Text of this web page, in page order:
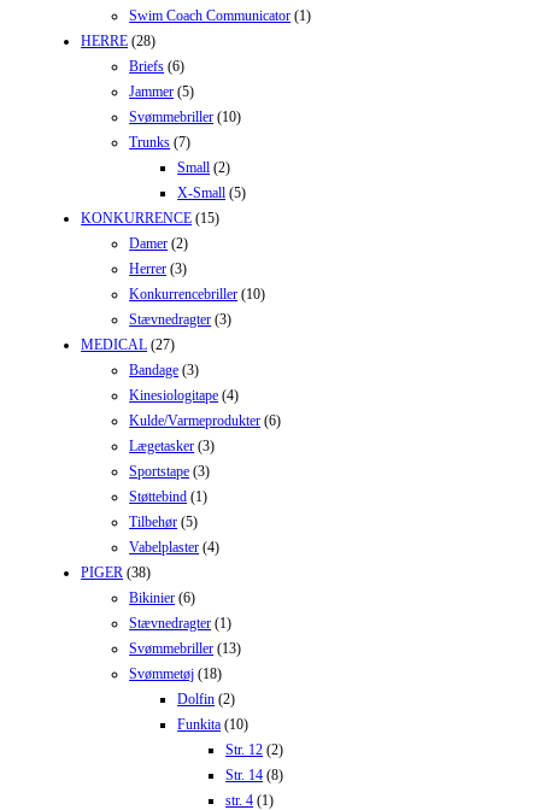
Swim Coach Communicator (1)
HERRE (28)
Briefs (6)
Jammer (5)
Svømmebriller (10)
Trunks (7)
Small (2)
X-Small (5)
KONKURRENCE (15)
Damer (2)
Herrer (3)
Konkurrencebriller (10)
Stævnedragter (3)
MEDICAL (27)
Bandage (3)
Kinesiologitape (4)
Kulde/Varmeprodukter (6)
Lægetasker (3)
Sportstape (3)
Støttebind (1)
Tilbehør (5)
Vabelplaster (4)
PIGER (38)
Bikinier (6)
Stævnedragter (1)
Svømmebriller (13)
Svømmetøj (18)
Dolfin (2)
Funkita (10)
Str. 12 (2)
Str. 14 (8)
str. 4 (1)